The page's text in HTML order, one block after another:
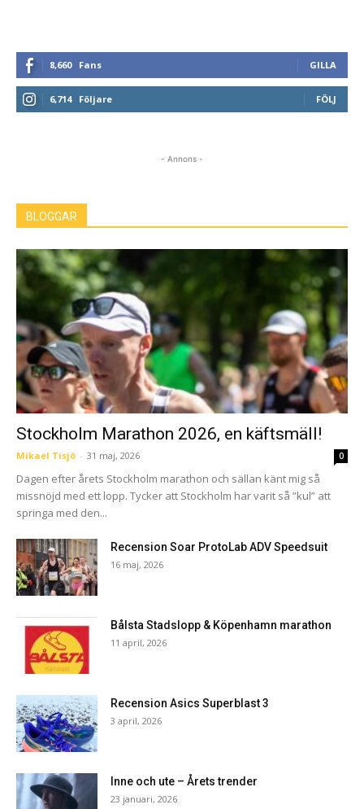
8,660 Fans GILLA
6,714 Följare FÖLJ
- Annons -
BLOGGAR
Stockholm Marathon 2026, en käftsmäll!
Mikael Tisjö - 31 maj, 2026 0
Dagen efter årets Stockholm marathon och sällan känt mig så
missnöjd med ett lopp. Tycker att Stockholm har varit så ”kul” att
springa med den...
Recension Soar ProtoLab ADV Speedsuit
16 maj, 2026
Bålsta Stadslopp & Köpenhamn marathon
11 april, 2026
Recension Asics Superblast 3
3 april, 2026
Inne och ute – Årets trender
23 januari, 2026